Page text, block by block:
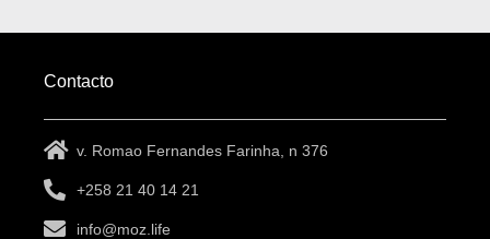
Contacto
v. Romao Fernandes Farinha, n 376
+258 21 40 14 21
info@moz.life